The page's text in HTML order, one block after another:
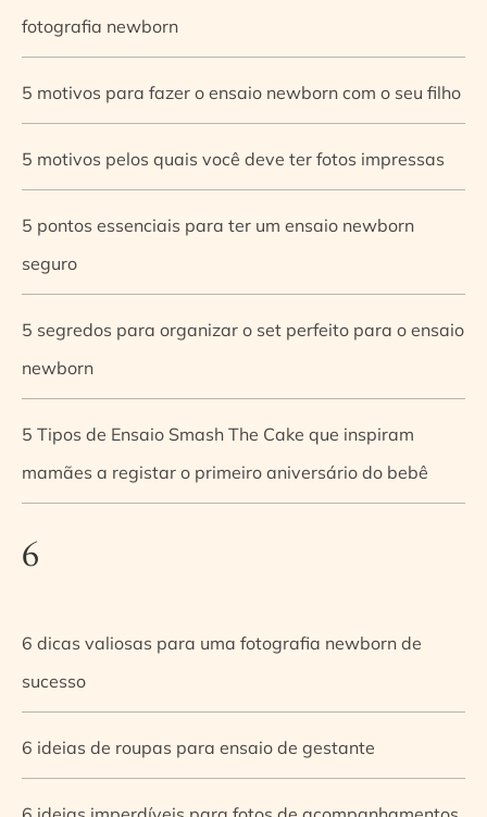
fotografia newborn
5 motivos para fazer o ensaio newborn com o seu filho
5 motivos pelos quais você deve ter fotos impressas
5 pontos essenciais para ter um ensaio newborn
seguro
5 segredos para organizar o set perfeito para o ensaio
newborn
5 Tipos de Ensaio Smash The Cake que inspiram
mamães a registar o primeiro aniversário do bebê
6
6 dicas valiosas para uma fotografia newborn de
sucesso
6 ideias de roupas para ensaio de gestante